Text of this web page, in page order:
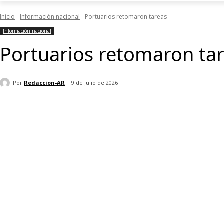
Inicio Información nacional Portuarios retomaron tareas
Información nacional
Portuarios retomaron
Por Redaccion-AR 9 de julio de 2026